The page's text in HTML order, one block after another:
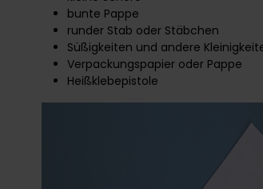
bunte Pappe
runder Stab oder Stäbchen
Süßigkeiten und andere
Verpackungspapier oder Pappe
Heißklebepistole